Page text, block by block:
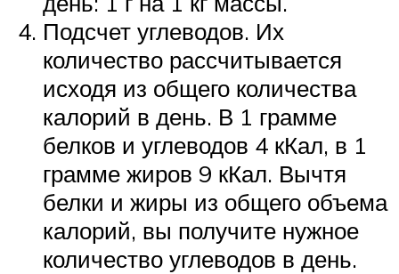
Подсчет углеводов. Их
количество рассчитывается
исходя из общего количества
калорий в день. В 1 грамме
белков и углеводов 4 кКал, в 1
грамме жиров 9 кКал. Вычтя
белки и жиры из общего объема
калорий, вы получите нужное
количество углеводов в день.